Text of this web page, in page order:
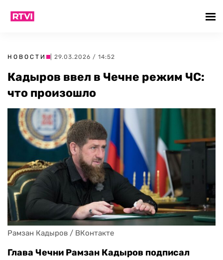
НОВОСТИ | 29.03.2026 / 14:52
Кадыров ввел в Чечне режим ЧС:
что произошло
Рамзан Кадыров / ВКонтакте
Глава Чечни Рамзан Кадыров подписал